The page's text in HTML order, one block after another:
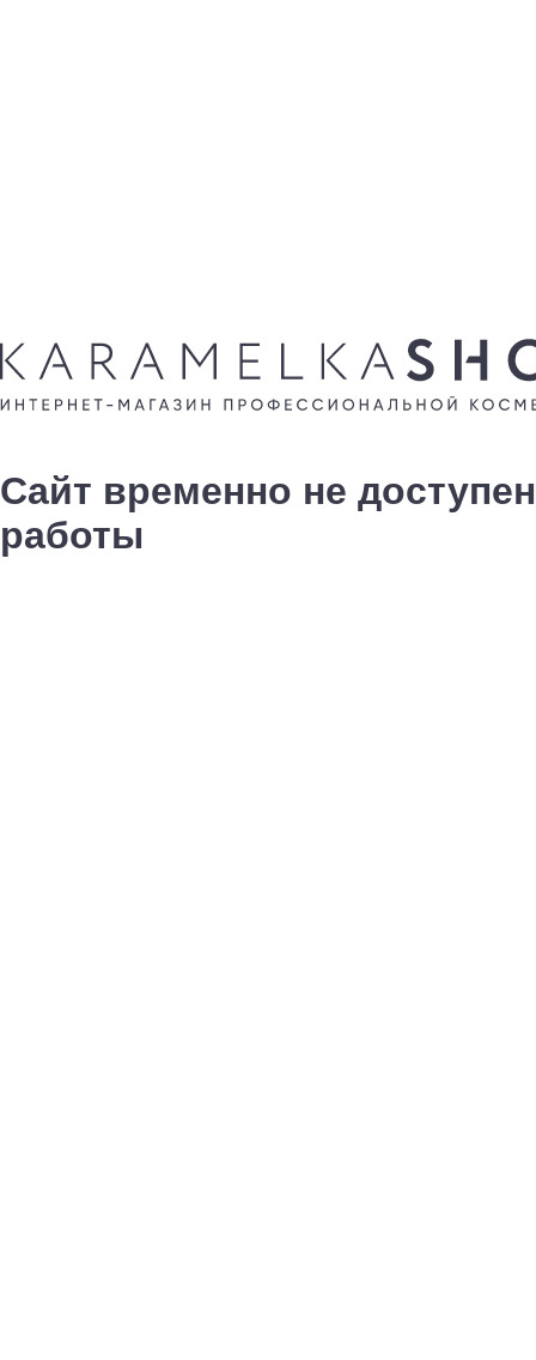
Сайт временно не
работы